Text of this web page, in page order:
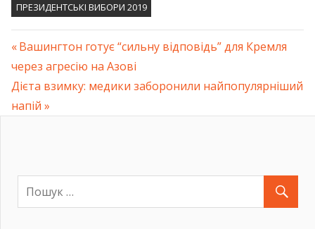
ПРЕЗИДЕНТСЬКІ ВИБОРИ 2019
Навігація
записів
Previous
Post:
Вашингтон готує “сильну відповідь” для Кремля
через агресію на Азові
Next
Post:
Дієта взимку: медики заборонили найпопулярніший
напій